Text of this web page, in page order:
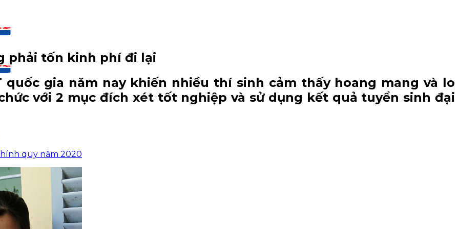
phải tốn kinh phí đi lại
gia năm nay khiến nhiều thí sinh cảm thấy hoang mang và lo
với 2 mục đích xét tốt nghiệp và sử dụng kết quả tuyển sinh đại
quy năm 2020